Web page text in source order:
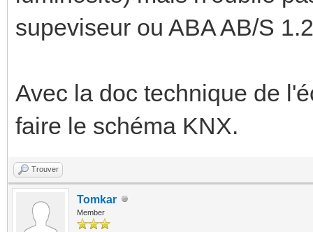
supeviseur ou ABA AB/S
Avec la doc technique de
faire le schéma KNX.
Trouver
Tomkar
Member